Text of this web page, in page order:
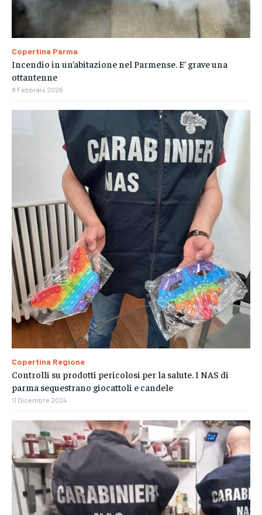
Copertina Parma
Incendio in un’abitazione nel Parmense. E’ grave una
ottantenne
8 Febbraio 2026
Copertina Regione
Controlli su prodotti pericolosi per la salute. I NAS di
parma sequestrano giocattoli e candele
11 Dicembre 2024